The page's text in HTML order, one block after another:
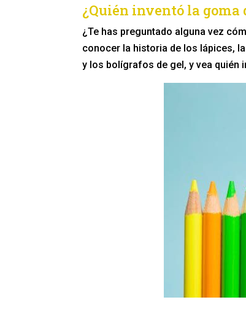
¿Quién inventó la goma
¿Te has preguntado alguna vez
conocer la historia de los lápices,
y los bolígrafos de gel, y vea quién